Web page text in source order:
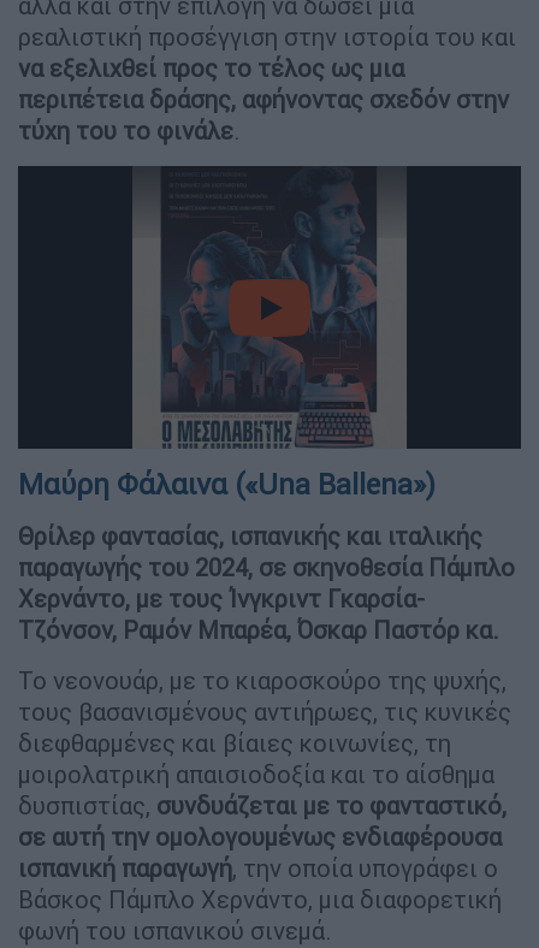
ρεαλιστική προσέγγιση στην ιστορία του και
να εξελιχθεί προς το τέλος ως μια
περιπέτεια δράσης, αφήνοντας σχεδόν στην
τύχη του το φινάλε.
video
Μαύρη Φάλαινα («Una Ballena»)
Θρίλερ φαντασίας, ισπανικής και ιταλικής
παραγωγής του 2024, σε σκηνοθεσία Πάμπλο
Χερνάντο, με τους Ίνγκριντ Γκαρσία-
Τζόνσον, Ραμόν Μπαρέα, Όσκαρ Παστόρ κα.
Το νεονουάρ, με το κιαροσκούρο της ψυχής,
τους βασανισμένους αντιήρωες, τις κυνικές
διεφθαρμένες και βίαιες κοινωνίες, τη
μοιρολατρική απαισιοδοξία και το αίσθημα
δυσπιστίας, συνδυάζεται με το φανταστικό,
σε αυτή την ομολογουμένως ενδιαφέρουσα
ισπανική παραγωγή, την οποία υπογράφει ο
Βάσκος Πάμπλο Χερνάντο, μια διαφορετική
φωνή του ισπανικού σινεμά.